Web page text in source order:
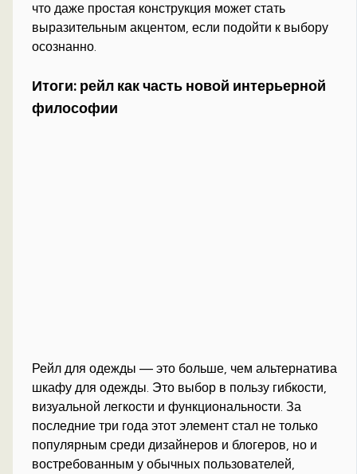
что даже простая конструкция может стать
выразительным акцентом, если подойти к выбору
осознанно.
Итоги: рейл как часть новой интерьерной
философии
Рейл для одежды — это больше, чем альтернатива
шкафу для одежды. Это выбор в пользу гибкости,
визуальной легкости и функциональности. За
последние три года этот элемент стал не только
популярным среди дизайнеров и блогеров, но и
востребованным у обычных пользователей,